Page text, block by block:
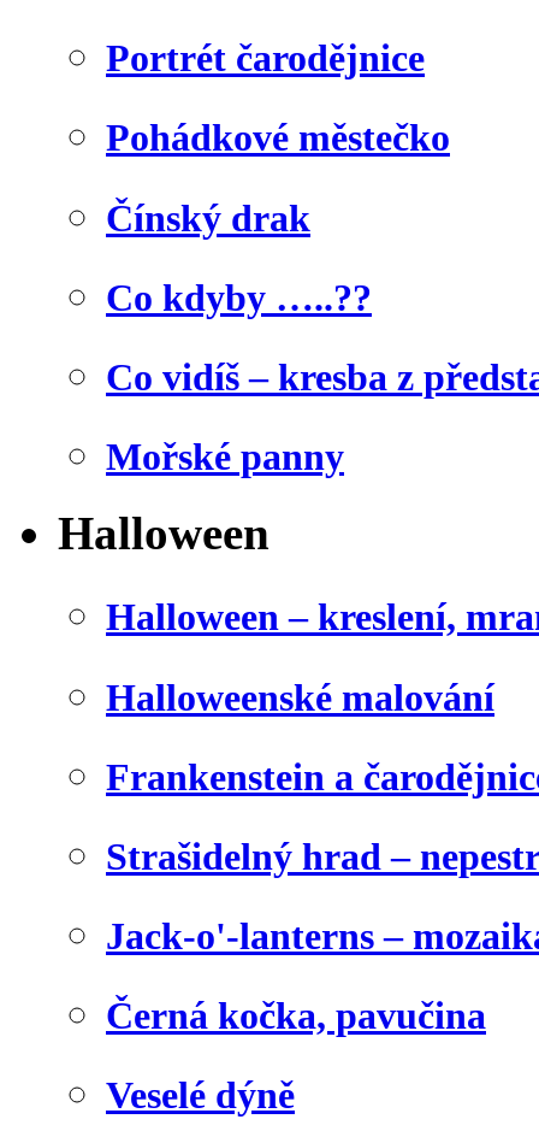
Portrét čarodějnice
Pohádkové městečko
Čínský drak
Co kdyby …..??
Co vidíš – kresba z
Mořské panny
Halloween
Halloween – kreslení,
Halloweenské malování
Frankenstein a
Strašidelný hrad –
Jack-o'-lanterns –
Černá kočka, pavučina
Veselé dýně